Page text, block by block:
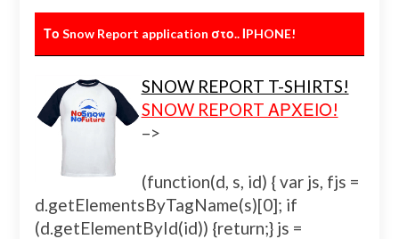
Το Snow Report application στο.. ΙPHONE!
SNOW REPORT T-SHIRTS!
SNOW REPORT ΑΡΧΕΙΟ!
–>
(function(d, s, id) { var js, fjs =
d.getElementsByTagName(s)[0]; if
(d.getElementById(id)) {return;} js =